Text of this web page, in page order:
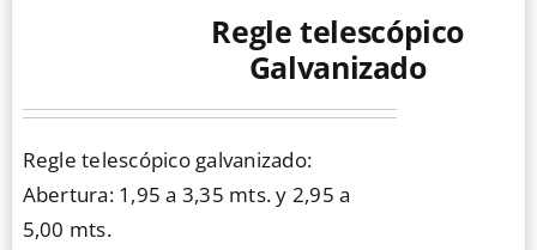
pueden
elegir
en
Regle telescópico
Galvanizado
Regle telescópico galvanizado:
Abertura: 1,95 a 3,35 mts. y 2,95 a
5,00 mts.